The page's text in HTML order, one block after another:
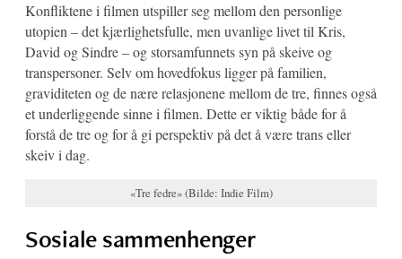
Konfliktene i filmen utspiller seg mellom den personlige
utopien – det kjærlighetsfulle, men uvanlige livet til Kris,
David og Sindre – og storsamfunnets syn på skeive og
transpersoner. Selv om hovedfokus ligger på familien,
graviditeten og de nære relasjonene mellom de tre, finnes også
et underliggende sinne i filmen. Dette er viktig både for å
forstå de tre og for å gi perspektiv på det å være trans eller
skeiv i dag.
«Tre fedre» (Bilde: Indie Film)
Sosiale sammenhenger